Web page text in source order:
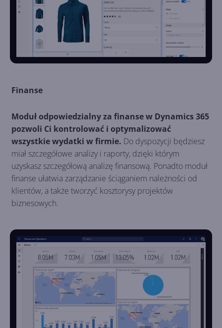
Finanse
Moduł odpowiedzialny za finanse w Dynamics 365
pozwoli Ci kontrolować i optymalizować
wszystkie wydatki w firmie. Do dyspozycji będziesz
miał szczegółowe analizy i raporty, dzięki którym
uzyskasz szczegółową analizę finansową. Ponadto moduł
finanse ułatwia zarządzanie ściąganiem należności od
klientów, a także tworzyć kosztorysy projektów
biznesowych.